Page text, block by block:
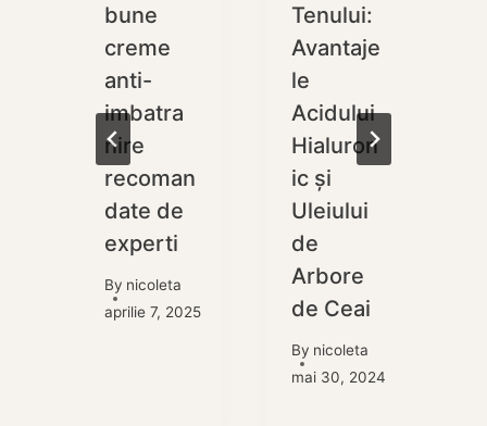
bune
creme
anti-
imbatra
nire
recoman
date de
experti
By nicoleta
aprilie 7, 2025
Tenului:
Avantaje
le
Acidului
Hialuron
ic și
Uleiului
de
Arbore
de Ceai
By nicoleta
mai 30, 2024